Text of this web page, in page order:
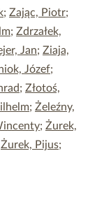
; Zając, Piotr;
; Zdrzałek,
Jan; Ziaja,
Józef;
; Złotoś,
; Żeleźny,
; Żurek,
Żurek, Pijus;